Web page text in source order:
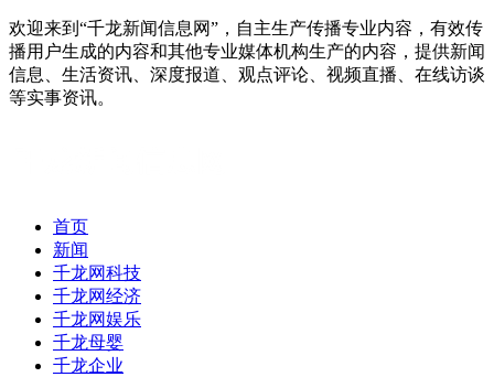
欢迎来到“千龙新闻信息网”，自主生产传播专业内容，有效传
播用户生成的内容和其他专业媒体机构生产的内容，提供新闻
信息、生活资讯、深度报道、观点评论、视频直播、在线访谈
等实事资讯。
首页
新闻
千龙网科技
千龙网经济
千龙网娱乐
千龙母婴
千龙企业